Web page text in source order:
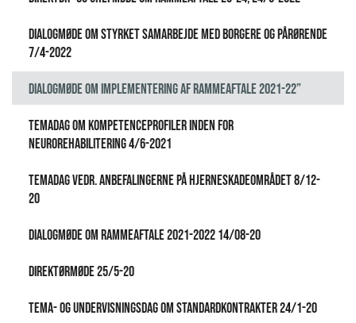
Dialogmøde om styrket samarbejde med borgere og pårørende
7/4-2022
Dialogmøde om implementering af rammeaftale 2021-22”
Temadag om kompetenceprofiler inden for
neurorehabilitering 4/6-2021
Temadag vedr. anbefalingerne på hjerneskadeområdet 8/12-
20
Dialogmøde om rammeaftale 2021-2022 14/08-20
Direktørmøde 25/5-20
Tema- og undervisningsdag om standardkontrakter 24/1-20